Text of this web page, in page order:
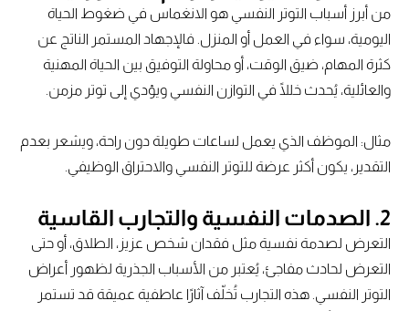
من أبرز أسباب التوتر النفسي هو الانغماس في ضغوط الحياة
اليومية، سواء في العمل أو المنزل. فالإجهاد المستمر الناتج عن
كثرة المهام، ضيق الوقت، أو محاولة التوفيق بين الحياة المهنية
والعائلية، يُحدث خللًا في التوازن النفسي ويؤدي إلى توتر مزمن.
مثال: الموظف الذي يعمل لساعات طويلة دون راحة، ويشعر بعدم
التقدير، يكون أكثر عرضة للتوتر النفسي والاحتراق الوظيفي.
2. الصدمات النفسية والتجارب القاسية
التعرض لصدمة نفسية مثل فقدان شخص عزيز، الطلاق، أو حتى
التعرض لحادث مفاجئ، يُعتبر من الأسباب الجذرية لظهور أعراض
التوتر النفسي. هذه التجارب تُخلّف آثارًا عاطفية عميقة قد تستمر